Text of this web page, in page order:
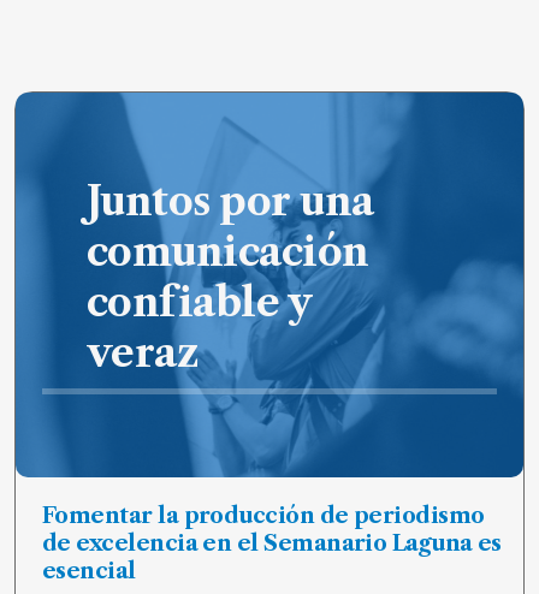
Juntos por una
comunicación
confiable y
veraz
Fomentar la producción de periodismo
de excelencia en el Semanario Laguna es
esencial